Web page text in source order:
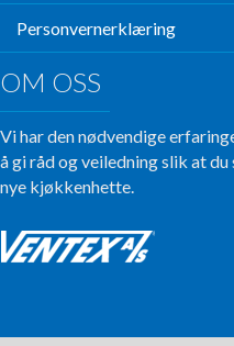
Personvernerklæring
OM OSS
Vi har den nødvendige
å gi råd og veiledning slik at
nye kjøkkenhette.